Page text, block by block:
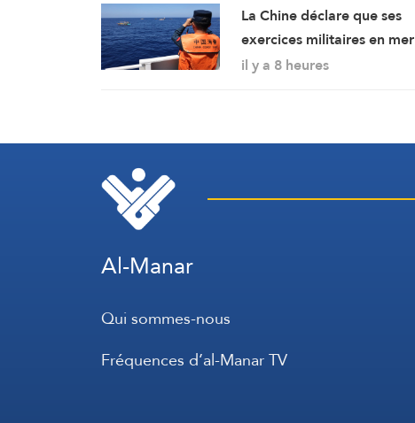
La Chine déclare que ses
exercices militaires en mer
de Chine méridionale
il y a 8 heures
Al-Manar
Qui sommes-nous
Fréquences d’al-Manar TV